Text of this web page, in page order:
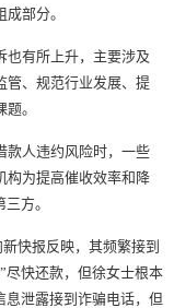
部分。
有所上升，主要涉及
管、规范行业发展、提
。
人违约风险时，一些
构为提高催收效率和降
方。
快报反映，其频繁接到
尽快还款，但徐女士根本
息泄露接到诈骗电话，但